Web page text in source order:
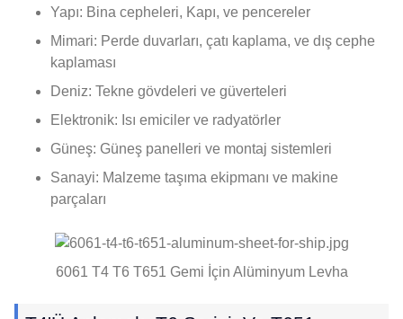
Yapı: Bina cepheleri, Kapı, ve pencereler
Mimari: Perde duvarları, çatı kaplama, ve dış cephe
kaplaması
Deniz: Tekne gövdeleri ve güverteleri
Elektronik: Isı emiciler ve radyatörler
Güneş: Güneş panelleri ve montaj sistemleri
Sanayi: Malzeme taşıma ekipmanı ve makine
parçaları
6061 T4 T6 T651 Gemi İçin Alüminyum Levha